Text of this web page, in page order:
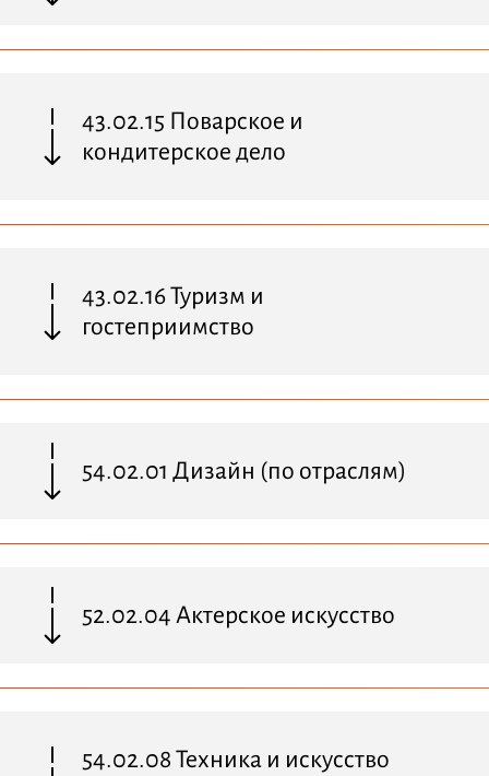
43.02.15 Поварское и
кондитерское дело
43.02.16 Туризм и
гостеприимство
54.02.01 Дизайн (по отраслям)
52.02.04 Актерское искусство
54.02.08 Техника и искусство